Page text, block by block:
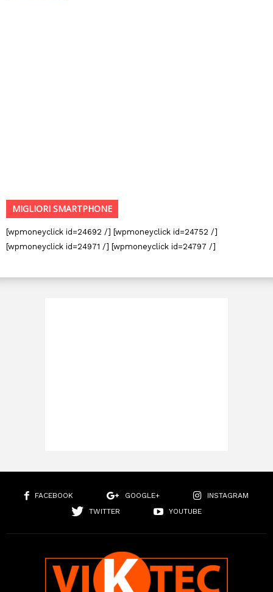
MIGLIORI SMARTPHONE
[wpmoneyclick id=24692 /] [wpmoneyclick id=24752 /]
[wpmoneyclick id=24971 /] [wpmoneyclick id=24797 /]
FACEBOOK GOOGLE+
INSTAGRAM
TWITTER
YOUTUBE